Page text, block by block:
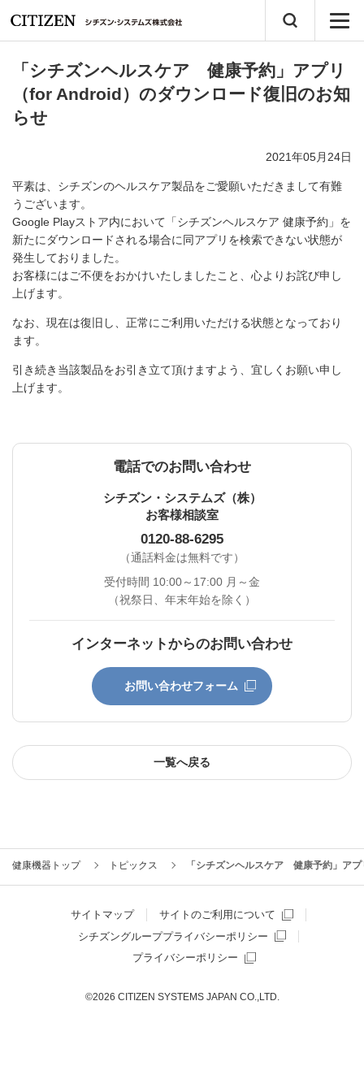
「シチズンヘルスケア 健康予約」アプリ
（for Android）のダウンロード復旧のお知
らせ
2021年05月24日
平素は、シチズンのヘルスケア製品をご愛願いただきまして有難
うございます。
Google Playストア内において「シチズンヘルスケア 健康予約」を
新たにダウンロードされる場合に同アプリを検索できない状態が
発生しておりました。
お客様にはご不便をおかけいたしましたこと、心よりお詫び申し
上げます。
なお、現在は復旧し、正常にご利用いただける状態となっており
ます。
引き続き当該製品をお引き立て頂けますよう、宜しくお願い申し
上げます。
電話でのお問い合わせ
シチズン・システムズ（株）
お客様相談室
0120-88-6295
（通話料金は無料です）
受付時間 10:00～17:00 月～金
（祝祭日、年末年始を除く）
インターネットからのお問い合わせ
お問い合わせフォーム
一覧へ戻る
健康機器トップ トピックス 「シチズンヘルスケア 健康予約」ア
サイトマップ
サイトのご利用について
シチズングループプライバシーポリシー
プライバシーポリシー
©2026 CITIZEN SYSTEMS JAPAN CO.,LTD.